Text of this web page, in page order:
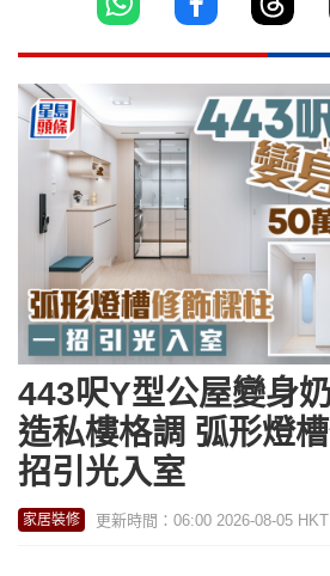
443呎Y型公屋變身
造私樓格調 弧形燈
招引光入室
家居裝修 更新時間：06:00 2026-08-05 HKT